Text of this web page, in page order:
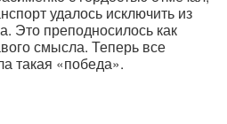
удалось исключить из
Это преподносилось как
смысла. Теперь все
такая «победа».